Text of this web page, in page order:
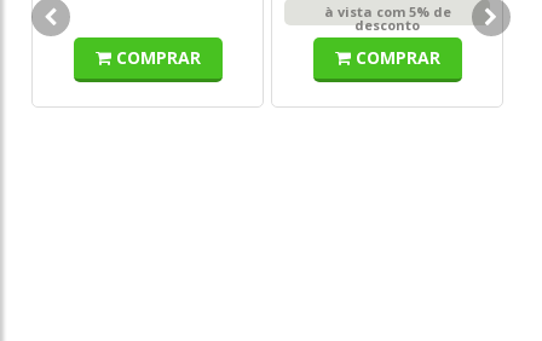
COMPRAR
à vista com 5% de
desconto
COMPRAR